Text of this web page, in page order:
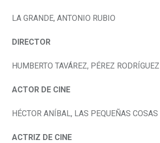
LA GRANDE, ANTONIO RUBIO
DIRECTOR
HUMBERTO TAVÁREZ, PÉREZ RODRÍGUEZ
ACTOR DE CINE
HÉCTOR ANÍBAL, LAS PEQUEÑAS COSAS
ACTRIZ DE CINE